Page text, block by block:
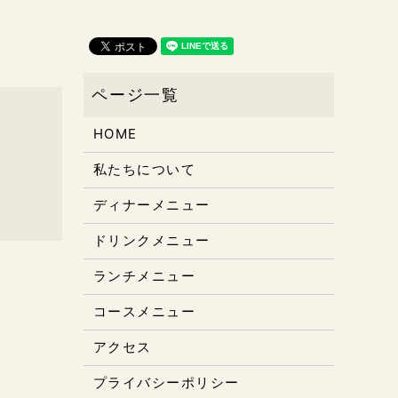
HOME
私たちについて
ディナーメニュー
ドリンクメニュー
ランチメニュー
コースメニュー
アクセス
プライバシーポリシー